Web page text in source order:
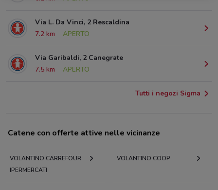
Via L. Da Vinci, 2 Rescaldina
7.2 km
APERTO
Via Garibaldi, 2 Canegrate
7.5 km
APERTO
Tutti i negozi Sigma
Catene con offerte attive nelle vicinanze
VOLANTINO CARREFOUR
IPERMERCATI
VOLANTINO COOP